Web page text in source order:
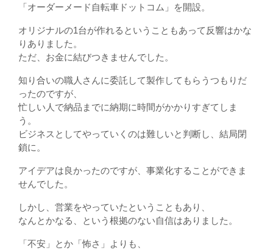
「オーダーメード自転車ドットコム」を開設。
オリジナルの1台が作れるということもあって反響はかな
りありました。
ただ、お金に結びつきませんでした。
知り合いの職人さんに委託して製作してもらうつもりだ
ったのですが、
忙しい人で納品までに納期に時間がかかりすぎてしま
う。
ビジネスとしてやっていくのは難しいと判断し、結局閉
鎖に。
アイデアは良かったのですが、事業化することができま
せんでした。
しかし、営業をやっていたということもあり、
なんとかなる、という根拠のない自信はありました。
「不安」とか「怖さ」よりも、